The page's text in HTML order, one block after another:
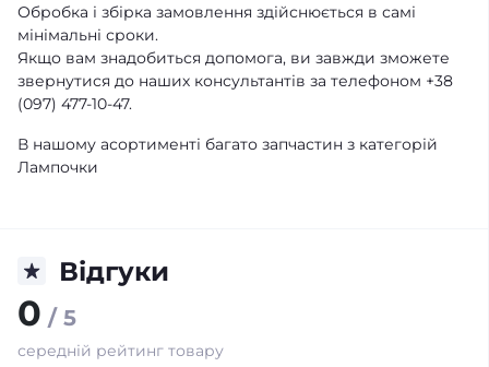
Обробка і збірка замовлення здійснюється в самі
мінімальні сроки.
Якщо вам знадобиться допомога, ви завжди зможете
звернутися до наших консультантів за телефоном +38
(097) 477-10-47.
В нашому асортименті багато запчастин з категорій
Лампочки
Відгуки
0 / 5
середній рейтинг товару